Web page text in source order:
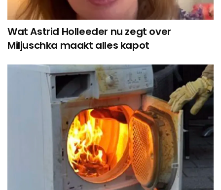
Wat Astrid Holleeder nu zegt over
Miljuschka maakt alles kapot